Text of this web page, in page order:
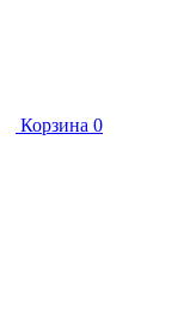
Корзина 0